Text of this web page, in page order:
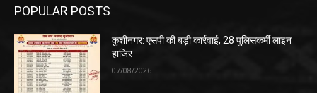
POPULAR POSTS
कुशीनगर: एसपी की बड़ी कार्रवाई, 28 पुलिसकर्मी लाइन
हाजिर
07/08/2026